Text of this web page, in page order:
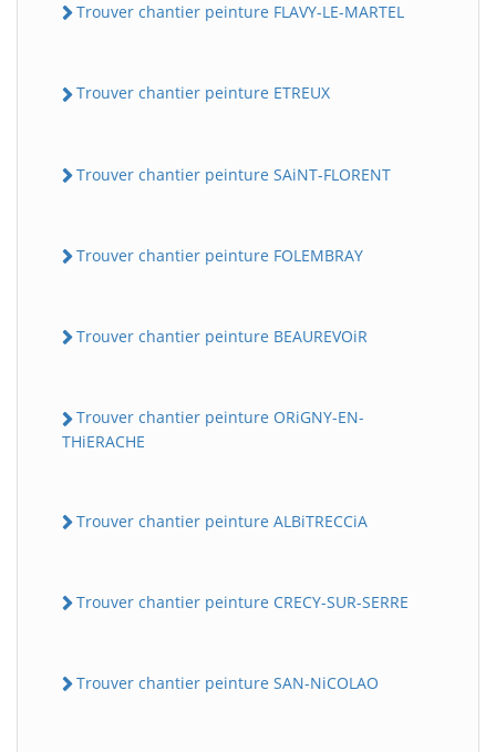
Trouver chantier peinture FLAVY-LE-MARTEL
Trouver chantier peinture ETREUX
Trouver chantier peinture SAiNT-FLORENT
Trouver chantier peinture FOLEMBRAY
Trouver chantier peinture BEAUREVOiR
Trouver chantier peinture ORiGNY-EN-
THiERACHE
Trouver chantier peinture ALBiTRECCiA
Trouver chantier peinture CRECY-SUR-SERRE
Trouver chantier peinture SAN-NiCOLAO